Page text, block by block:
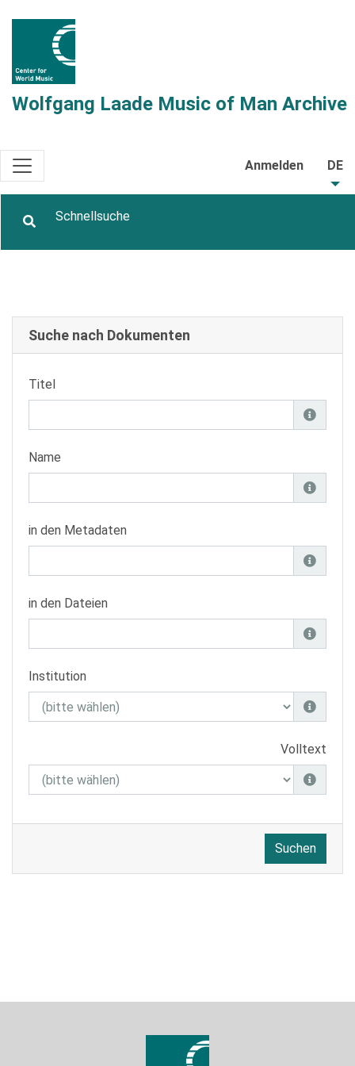
Wolfgang Laade Music of Man Archive
Anmelden DE
Suche nach Dokumenten
Titel
Name
in den Metadaten
in den Dateien
Institution
Volltext
Suchen